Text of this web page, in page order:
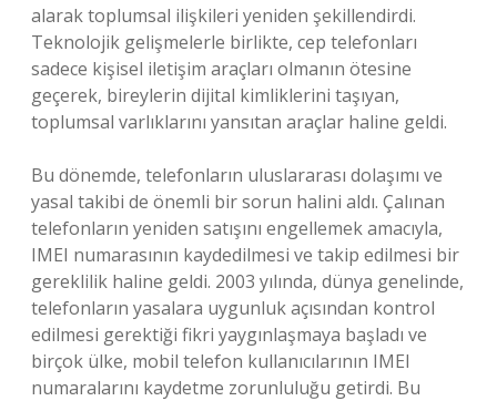
alarak toplumsal ilişkileri yeniden şekillendirdi.
Teknolojik gelişmelerle birlikte, cep telefonları
sadece kişisel iletişim araçları olmanın ötesine
geçerek, bireylerin dijital kimliklerini taşıyan,
toplumsal varlıklarını yansıtan araçlar haline geldi.
Bu dönemde, telefonların uluslararası dolaşımı ve
yasal takibi de önemli bir sorun halini aldı. Çalınan
telefonların yeniden satışını engellemek amacıyla,
IMEI numarasının kaydedilmesi ve takip edilmesi bir
gereklilik haline geldi. 2003 yılında, dünya genelinde,
telefonların yasalara uygunluk açısından kontrol
edilmesi gerektiği fikri yaygınlaşmaya başladı ve
birçok ülke, mobil telefon kullanıcılarının IMEI
numaralarını kaydetme zorunluluğu getirdi. Bu